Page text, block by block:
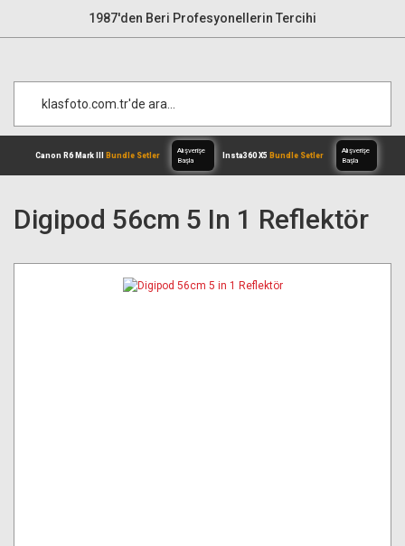
1987'den Beri Profesyonellerin Tercihi
Başla
Digipod 56cm 5 In 1 Reflektör